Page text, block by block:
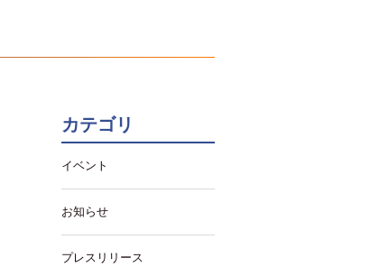
カテゴリ
イベント
お知らせ
プレスリリース